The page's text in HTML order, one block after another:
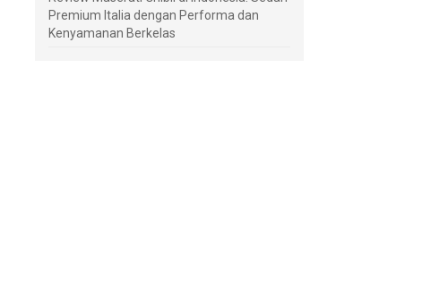
Premium Italia dengan Performa dan
Kenyamanan Berkelas